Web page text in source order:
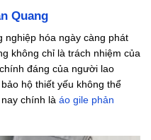
Quang
nghiệp hóa ngày càng phát
không chỉ là trách nhiệm của
đáng của người lao
hộ thiết yếu không thể
chính là áo gile phản